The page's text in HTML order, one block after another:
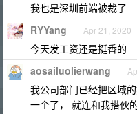
我也是深圳前端被裁了
RYYang Apr 21, 2020
今天发工资还是挺香的
aosailuolierwang
我公司部门已经把区域
一个了， 就连和我搭伙